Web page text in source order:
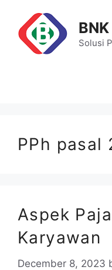
content
Solusi
PPh pasal
Aspek
Karyawan
December 8, 2023